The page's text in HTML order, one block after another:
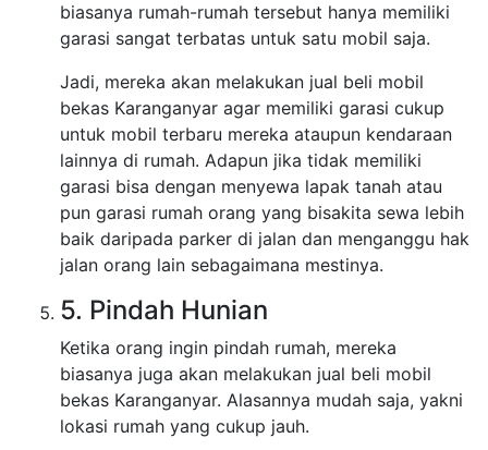
biasanya rumah-rumah tersebut hanya memiliki
garasi sangat terbatas untuk satu mobil saja.
Jadi, mereka akan melakukan jual beli mobil
bekas Karanganyar agar memiliki garasi cukup
untuk mobil terbaru mereka ataupun kendaraan
lainnya di rumah. Adapun jika tidak memiliki
garasi bisa dengan menyewa lapak tanah atau
pun garasi rumah orang yang bisakita sewa lebih
baik daripada parker di jalan dan menganggu hak
jalan orang lain sebagaimana mestinya.
5. Pindah Hunian
Ketika orang ingin pindah rumah, mereka
biasanya juga akan melakukan jual beli mobil
bekas Karanganyar. Alasannya mudah saja, yakni
lokasi rumah yang cukup jauh.